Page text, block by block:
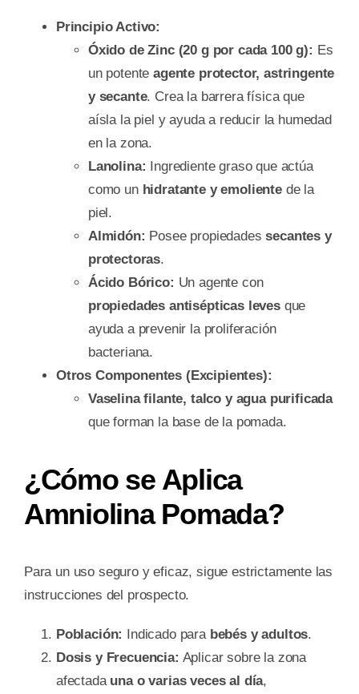
Principio Activo:
Óxido de Zinc (20 g por cada 100 g): Es
un potenteagente protector, astringente
y secante. Crea la barrera física que
aísla la piel y ayuda a reducir la humedad
en la zona.
Lanolina: Ingrediente graso que actúa
como un hidratante y emolientede la
piel.
Almidón: Posee propiedadessecantes y
protectoras.
Ácido Bórico: Un agente con
propiedades antisépticas levesque
ayuda a prevenir la proliferación
bacteriana.
Otros Componentes (Excipientes):
Vaselina filante, talco y agua purificada
que forman la base de la pomada.
¿Cómo se Aplica
Amniolina Pomada?
Para un uso seguro y eficaz, sigue estrictamente las
instrucciones del prospecto.
Población: Indicado para bebés y adultos.
Dosis y Frecuencia: Aplicar sobre la zona
afectada una o varias veces al día,